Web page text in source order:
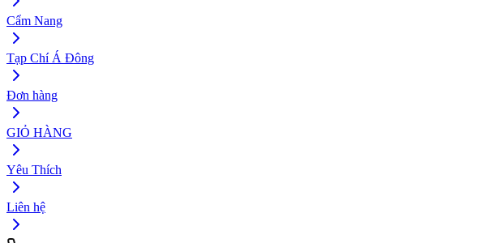
Cẩm Nang
Tạp Chí Á Đông
Đơn hàng
GIỎ HÀNG
Yêu Thích
Liên hệ